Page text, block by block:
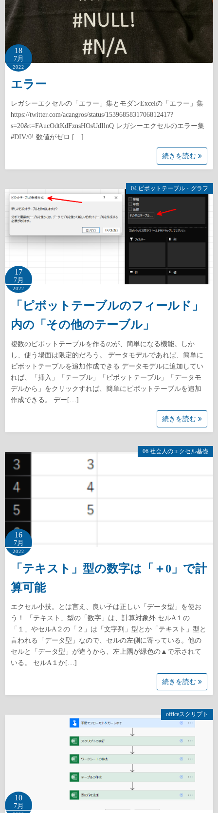
18
7月
2022
エラー
レガシーエクセルの「エラー」集とモダンExcelの「エラー」集
https://twitter.com/acangros/status/1539685831706812417?
s=20&t=FAucOdtKdFznsHOsUdIlnQ レガシーエクセルのエラー集
#DIV/0! 数値がゼロ […]
続きを読む
04.ピボットテーブル・グラフ
17
7月
2022
「ピボットテーブルのフィールド」
内の「その他のテーブル」
複数のピボットテーブルを作るのが、簡単になる機能。しか
し、使う場面は限定的だろう。 データモデルであれば、簡単に
ピボットテーブルを追加作成できる データモデルに追加してい
れば、「挿入」「テーブル」「ピボットテーブル」「データモ
デルから」をクリックすれば、簡単にピボットテーブルを追加
作成できる。 デー[…]
続きを読む
06.社会人のエクセル基礎
16
7月
2022
「テキスト」型の数字は「＋0」で計
算可能
エクセル小技。とは言え、良い子は正しい「データ型」を使お
う！ 「テキスト」型の「数字」は、計算対象外 セルA１の
「１」やセルA２の「２」は「文字列」型とか「テキスト」型と
言われる「データ型」なので、セルの左側に寄っている。他の
セルと「データ型」が違うから、左上隅が緑色の▲で示されて
いる。 セルA１か[…]
続きを読む
officeスクリプト
10
7月